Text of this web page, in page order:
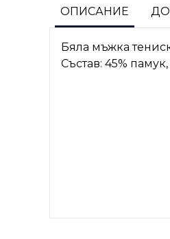
ОПИСАНИЕ
Бяла мъжка
Състав: 45%